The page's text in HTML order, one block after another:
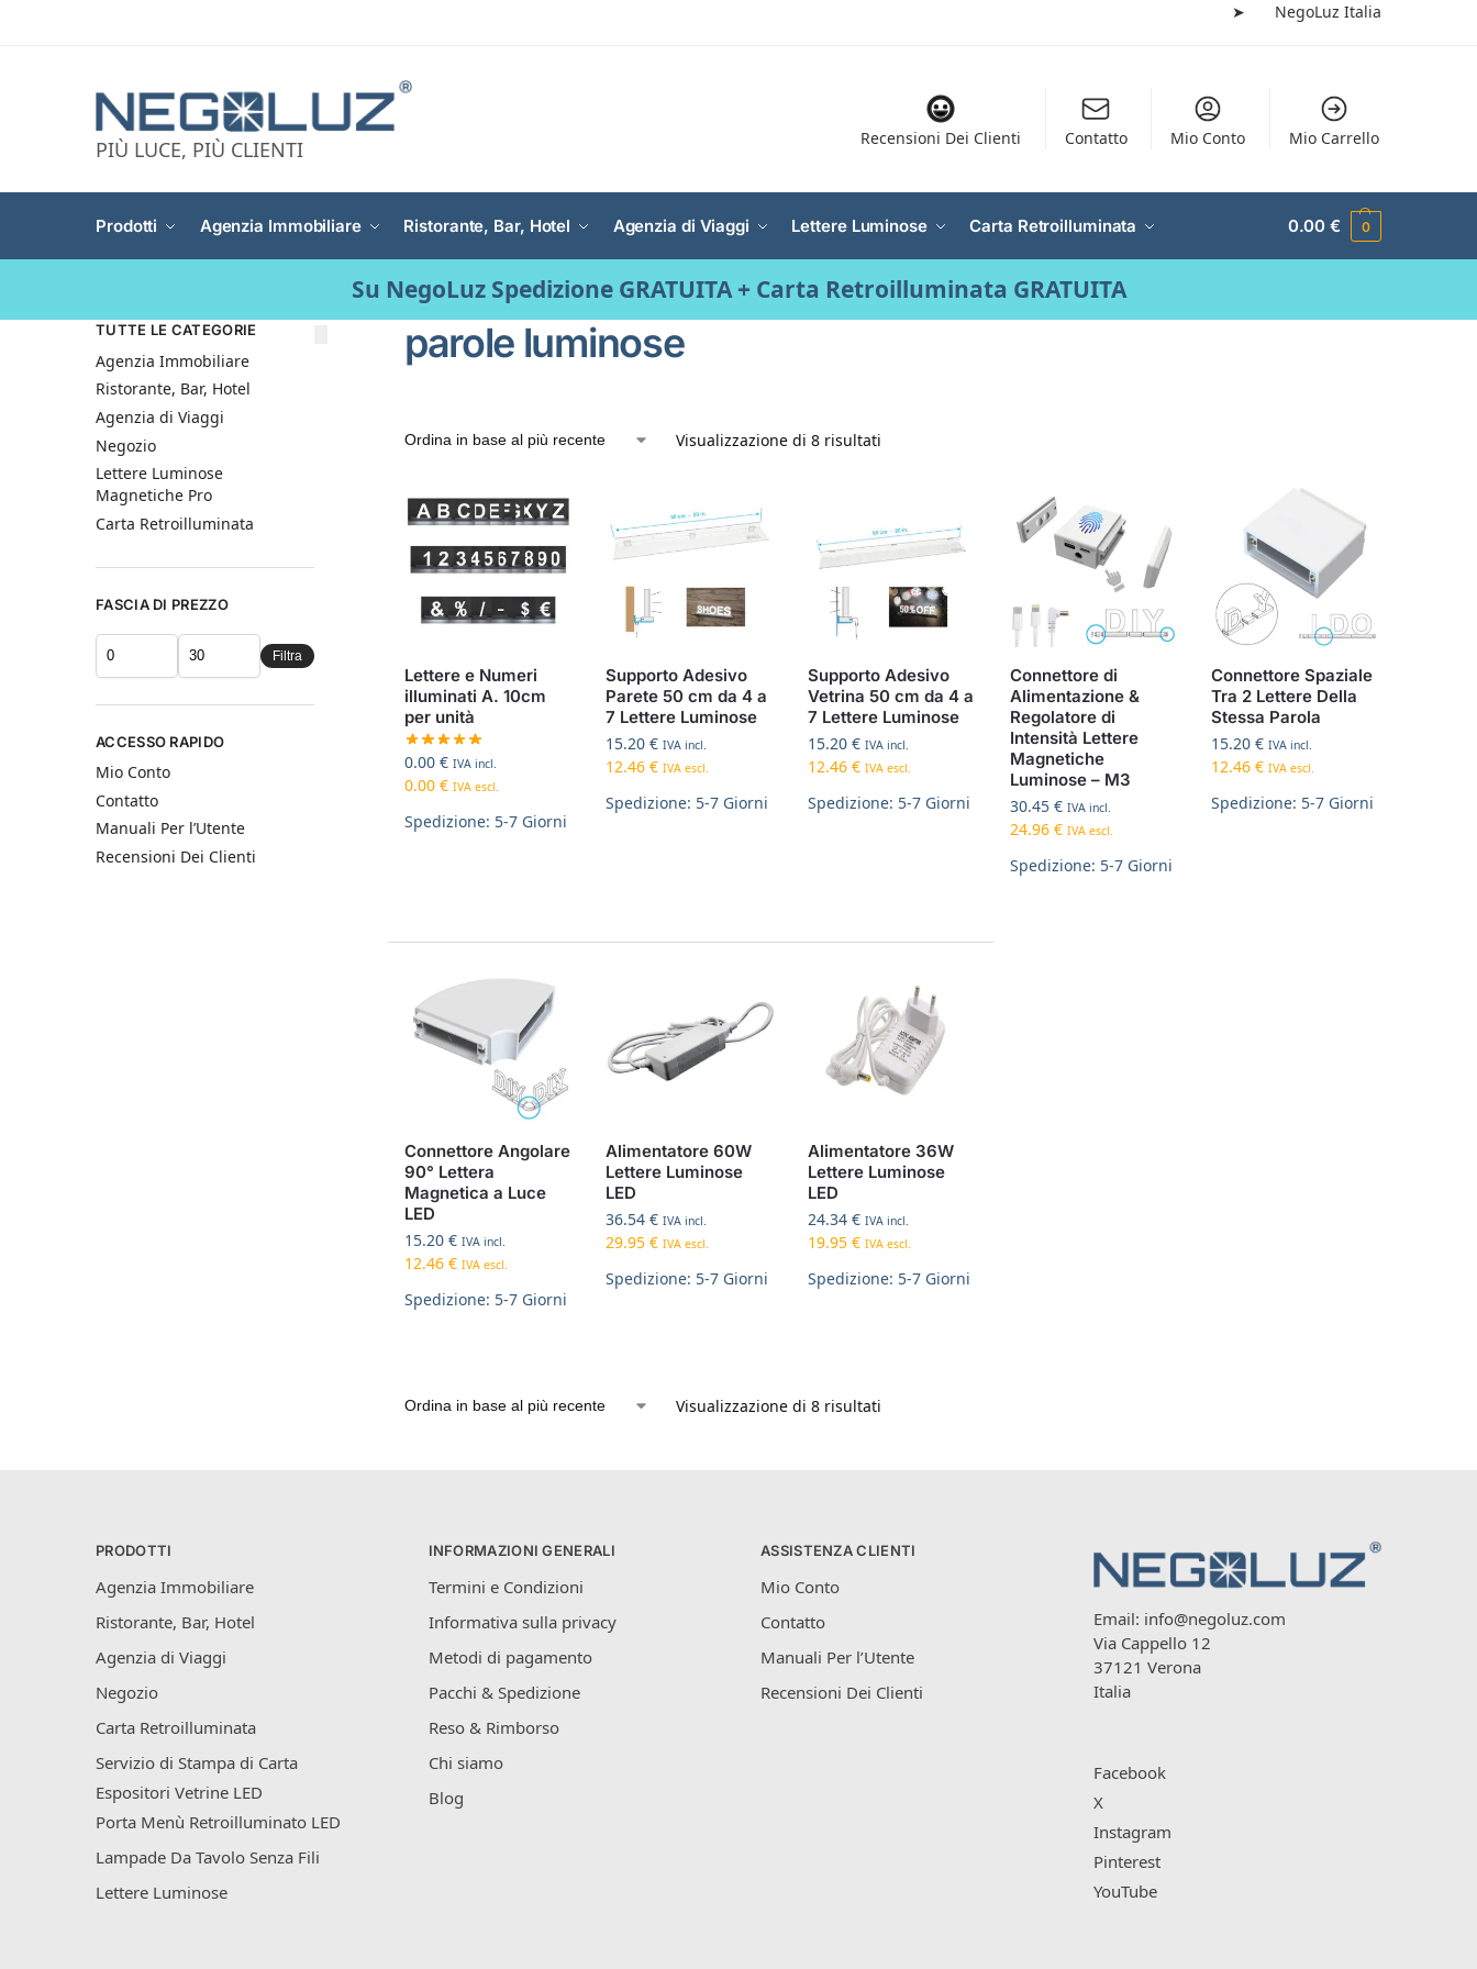
➤ NegoLuz Italia
PIÙ LUCE, PIÙ CLIENTI Recensioni Dei Clienti Contatto Mio Conto Mio Carrello
Prodotti Agenzia Immobiliare Ristorante, Bar, Hotel Agenzia di Viaggi Lettere Luminose Carta Retroilluminata 0.00€ 0
Su NegoLuz Spedizione GRATUITA + Carta Retroilluminata GRATUITA
parole luminose
Visualizzazione di 8 risultati
Lettere e Numeri
illuminati A. 10cm
per unità
0.00 € IVA incl.
0.00 € IVA escl.
Spedizione: 5-7 Giorni
Supporto Adesivo
Parete 50 cm da 4 a
7 Lettere Luminose
15.20€ IVA incl.
12.46€ IVA escl.
Spedizione: 5-7 Giorni
Supporto Adesivo
Vetrina 50 cm da 4 a
7 Lettere Luminose
15.20€ IVA incl.
12.46€ IVA escl.
Spedizione: 5-7 Giorni
Connettore di
Alimentazione &
Regolatore di
Intensità Lettere
Magnetiche
Luminose – M3
30.45 € IVA incl.
24.96 € IVA escl.
Spedizione: 5-7 Giorni
Connettore Spaziale
Tra 2 Lettere Della
Stessa Parola
15.20€ IVA incl.
12.46€ IVA escl.
Spedizione: 5-7 Giorni
Connettore Angolare
90° Lettera
Magnetica a Luce
LED
15.20 € IVA incl.
12.46 € IVA escl.
Spedizione: 5-7 Giorni
Alimentatore 60W
Lettere Luminose
LED
36.54€ IVA incl.
29.95€ IVA escl.
Spedizione: 5-7 Giorni
Alimentatore 36W
Lettere Luminose
LED
24.34€ IVA incl.
19.95€ IVA escl.
Spedizione: 5-7 Giorni
Visualizzazione di 8 risultati
TUTTE LE CATEGORIE
Agenzia Immobiliare
Ristorante, Bar, Hotel
Agenzia di Viaggi
Negozio
Lettere Luminose
Magnetiche Pro
Carta Retroilluminata
FASCIA DI PREZZO
Filtra
ACCESSO RAPIDO
Mio Conto
Contatto
Manuali Per l’Utente
Recensioni Dei Clienti
PRODOTTI
Agenzia Immobiliare
Ristorante, Bar, Hotel
Agenzia di Viaggi
Negozio
Carta Retroilluminata
Servizio di Stampa di Carta
Espositori Vetrine LED
Porta Menù Retroilluminato LED
Lampade Da Tavolo Senza Fili
Lettere Luminose
INFORMAZIONI GENERALI
Termini e Condizioni
Informativa sulla privacy
Metodi di pagamento
Pacchi & Spedizione
Reso & Rimborso
Chi siamo
Blog
ASSISTENZA CLIENTI
Mio Conto
Contatto
Manuali Per l’Utente
Recensioni Dei Clienti
Email: info@negoluz.com
Via Cappello 12
37121 Verona
Italia
Facebook
X
Instagram
Pinterest
YouTube